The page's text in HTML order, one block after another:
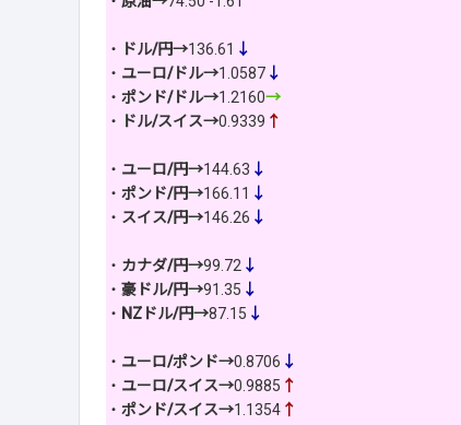
・ ドル/円→136.61 ↓
・ ユーロ/ドル→1.0587 ↓
・ ポンド/ドル→1.2160→
・
ドル/スイス→0.9339 ↑
・ ユーロ/円→144.63 ↓
・ ポンド/円→166.11 ↓
・ スイス/円→146.26 ↓
・ カナダ/円→99.72 ↓
・ 豪ドル/円→91.35 ↓
・ NZドル/円→87.15 ↓
・ ユーロ/ポンド→0.8706 ↓
・ ユーロ/スイス→0.9885 ↑
・ ポンド/スイス→1.1354 ↑